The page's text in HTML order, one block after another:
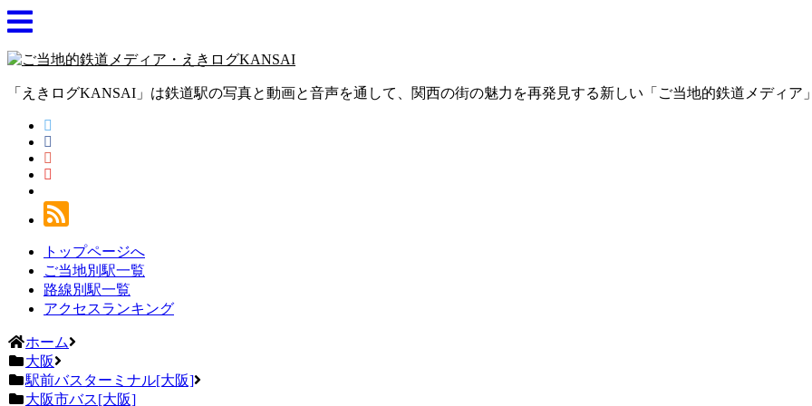
「えきログKANSAI」は鉄道駅の写真と動画と音声を通して、関西の街の魅力を再発見する新しい「ご当地的鉄道メディア
トップページへ
ご当地別駅一覧
路線別駅一覧
アクセスランキング
ホーム
大阪
駅前バスターミナル[大阪]
大阪市バス[大阪]